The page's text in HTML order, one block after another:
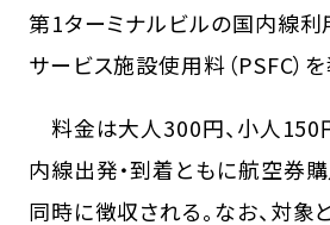
第1ターミナルビルの国内線
サービス施設使用料（PSFC）を
料金は大人300円、小人150
内線出発・到着ともに航空券
同時に徴収される。なお、対象